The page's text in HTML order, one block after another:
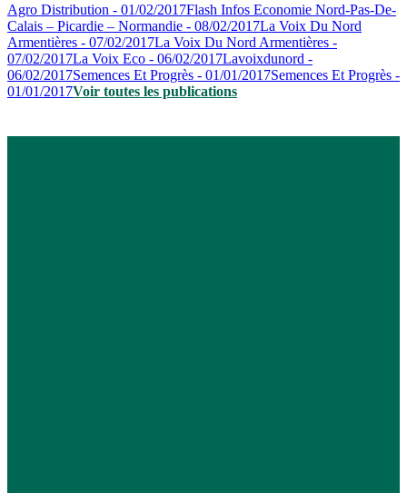
Agro Distribution - 01/02/2017Flash Infos Economie Nord-Pas-De-
Calais – Picardie – Normandie - 08/02/2017La Voix Du Nord
Armentières - 07/02/2017La Voix Du Nord Armentières -
07/02/2017La Voix Eco - 06/02/2017Lavoixdunord -
06/02/2017Semences Et Progrès - 01/01/2017Semences Et Progrès -
01/01/2017Voir toutes les publications